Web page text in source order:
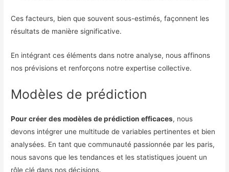
Ces facteurs, bien que souvent sous-estimés, façonnent les
résultats de manière significative.
En intégrant ces éléments dans notre analyse, nous affinons
nos prévisions et renforçons notre expertise collective.
Modèles de prédiction
Pour créer des modèles de prédiction efficaces, nous
devons intégrer une multitude de variables pertinentes et bien
analysées. En tant que communauté passionnée par les paris,
nous savons que les tendances et les statistiques jouent un
rôle clé dans nos décisions.